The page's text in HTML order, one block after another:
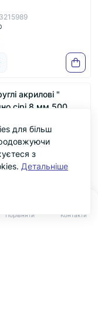
Порівняти Контакти
акрилові "
сірі 8 мм 500
8 мм 500 грамів
для більш
з
Детальніше